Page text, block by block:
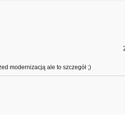
modernizacją ale to szczegół ;)